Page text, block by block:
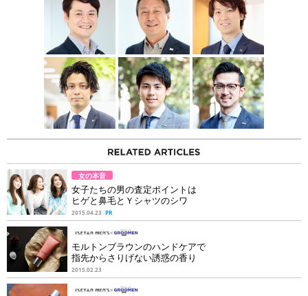
女の本音
女子たちの男の査定ポイントは
ヒゲと鼻毛とＹシャツのシワ
2015.04.23 PR
モルトンブラウンのハンドケアで
指先からさりげない誘惑の香り
2015.02.23